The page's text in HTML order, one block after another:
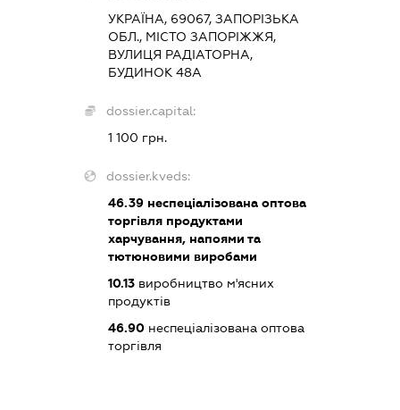
УКРАЇНА, 69067, ЗАПОРІЗЬКА
ОБЛ., МІСТО ЗАПОРІЖЖЯ,
ВУЛИЦЯ РАДІАТОРНА,
БУДИНОК 48А
dossier.capital:
1 100 грн.
dossier.kveds:
46.39неспеціалізована оптова
торгівля продуктами
харчування, напоями та
тютюновими виробами
10.13виробництво м'ясних
продуктів
46.90неспеціалізована оптова
торгівля